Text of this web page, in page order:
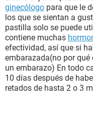
ginecólogo para que le
los que se sientan a
pastilla solo se puede
contiene muchas
efectividad, así que si
embarazada(no por
un embarazo) En todo
10 días después de
retados de hasta 2 o 3